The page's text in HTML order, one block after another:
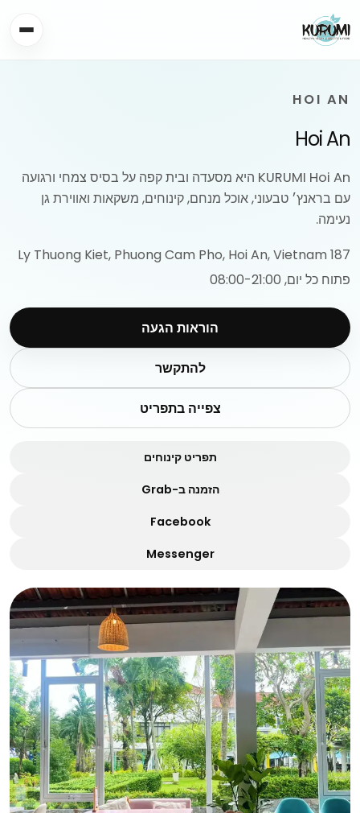
HOI AN
Hoi An
KURUMI Hoi An היא מסעדה ובית קפה על בסיס צמחי ורגועה
עם בראנץ׳ טבעוני, אוכל מנחם, קינוחים, משקאות ואווירת גן
נעימה.
187 Ly Thuong Kiet, Phuong Cam Pho, Hoi An, Vietnam
פתוח כל יום, 08:00-21:00
הוראות הגעה
להתקשר
צפייה בתפריט
תפריט קינוחים
הזמנה ב-Grab
Facebook
Messenger